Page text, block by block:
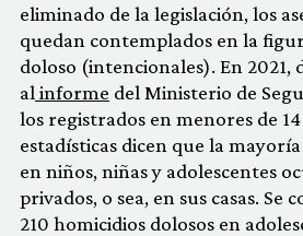
eliminado de la legislación, los
quedan contemplados en la
doloso (intencionales). En 2021,
al informe del Ministerio de
los registrados en menores de 14
estadísticas dicen que la
en niños, niñas y adolescentes
privados, o sea, en sus casas. Se
210 homicidios dolosos en